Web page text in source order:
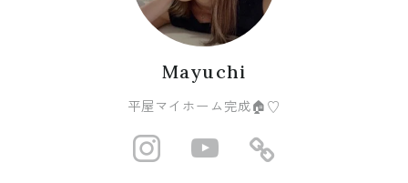
Mayuchi
平屋マイホーム完成🏠♡
http://https://